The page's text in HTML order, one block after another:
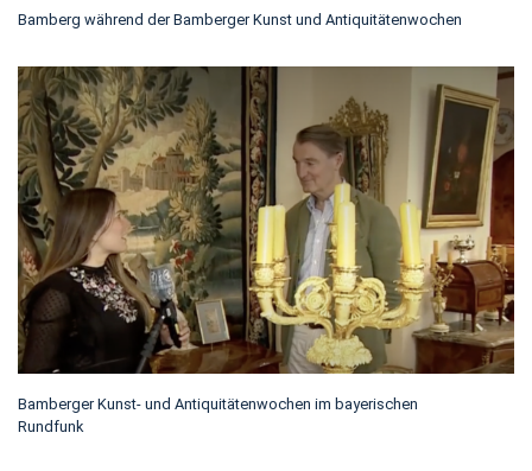
Bamberg während der Bamberger Kunst und Antiquitätenwochen
Bamberger Kunst- und Antiquitätenwochen im bayerischen
Rundfunk